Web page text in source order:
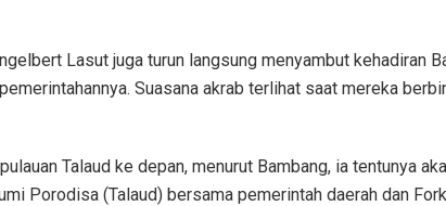
Lasut juga turun langsung menyambut kehadiran
Suasana akrab terlihat saat mereka
Talaud ke depan, menurut Bambang, ia tentunya
Porodisa (Talaud) bersama pemerintah daerah dan